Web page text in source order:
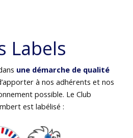
Labels
une démarche de qualité
à nos adhérents et nos
possible. Le Club
est labélisé :